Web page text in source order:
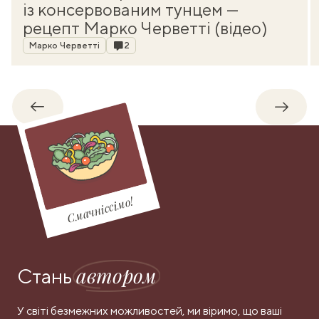
із консервованим тунцем —
рецепт Марко Черветті (відео)
Автор
Марко Черветті Коментарі
2
Назад
Смачніссімо!
Станьавтором
У світі безмежних можливостей, ми віримо, що ваші